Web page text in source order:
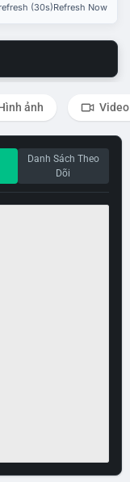
(30s)Refresh Now
ảnh Video
Danh Sách Theo
Dõi